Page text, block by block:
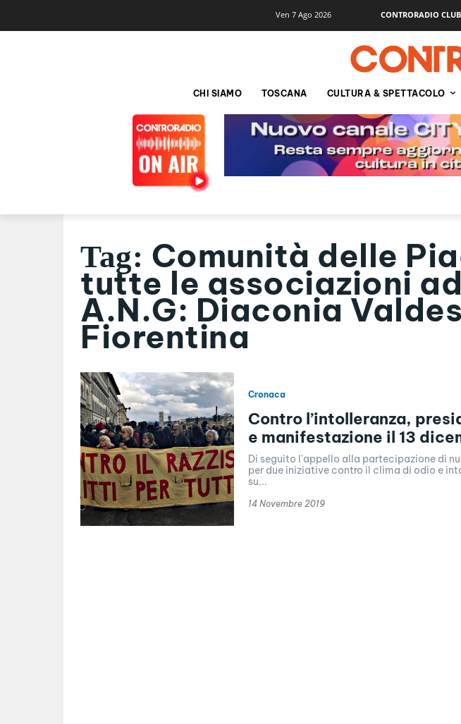
Ven 7 Ago 2026 CONTRORADIO CLUB
CHI SIAMO TOSCANA CULTURA & SPETTACOLO
Tag: Comunità delle
tutte le associazioni
A.N.G: Diaconia
Fiorentina
Cronaca
Contro l’intolleranza,
e manifestazione il 13
Di seguito l'appello alla partecipazione di
per due iniziative contro il clima di odio e
su...
14 Novembre 2019